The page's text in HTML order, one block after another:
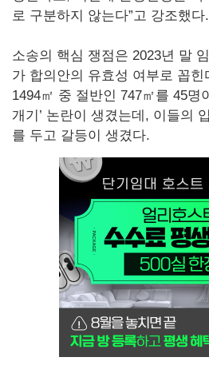
로 구분하지 않는다”고 강조했다.
소송의 핵심 쟁점은 2023년 말
가 합의안의 유효성 여부로 꼽힌
1494㎡ 중 절반인 747㎡를 45명
개기’ 논란이 생겼는데, 이들의
를 두고 갈등이 생겼다.